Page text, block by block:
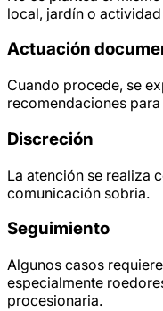
local, jardín o
Actuación
Cuando procede, se
recomendaciones
Discreción
La atención se realiza
comunicación sobria.
Seguimiento
Algunos casos
especialmente
procesionaria.